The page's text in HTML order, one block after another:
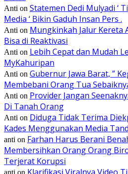
Anti on Statemen Dedi Mulyadi ‘
Media ‘ Bikin Gaduh Insan Pers .
Anti on Mungkinkah Jalur Kereta
Bisa di Reaktivasi
Anti on Lebih Cepat dan Mudah
MyKahuripan
Anti on Gubernur Jawa Barat, ”
Membebani Orang Tua
Anti on Provider Jangan
Di Tanah Orang
Anti on Diduga Tidak Terima
Kades Menggunakan Media
anti on Farhan Harus Berani
Membersihkan Orang Orang
Terjerat Korupsi
anti on